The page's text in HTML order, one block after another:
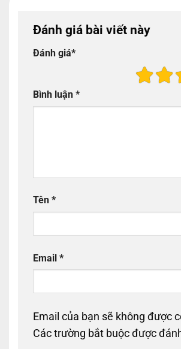
Đánh giá bài viết này
Đánh giá*
Bình luận *
Tên *
Email *
Email của bạn sẽ không được
Các trường bắt buộc được